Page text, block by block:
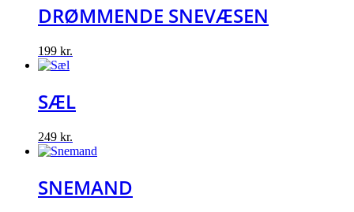
DRØMMENDE SNEVÆSEN
199 kr.
SÆL
249 kr.
SNEMAND